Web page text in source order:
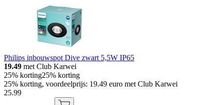
Philips inbouwspot Dive zwart 5,5W IP65
19.49 met Club Karwei
25% korting25% korting
25% korting, voordeelprijs: 19.49 euro met Club Karwei
25.99